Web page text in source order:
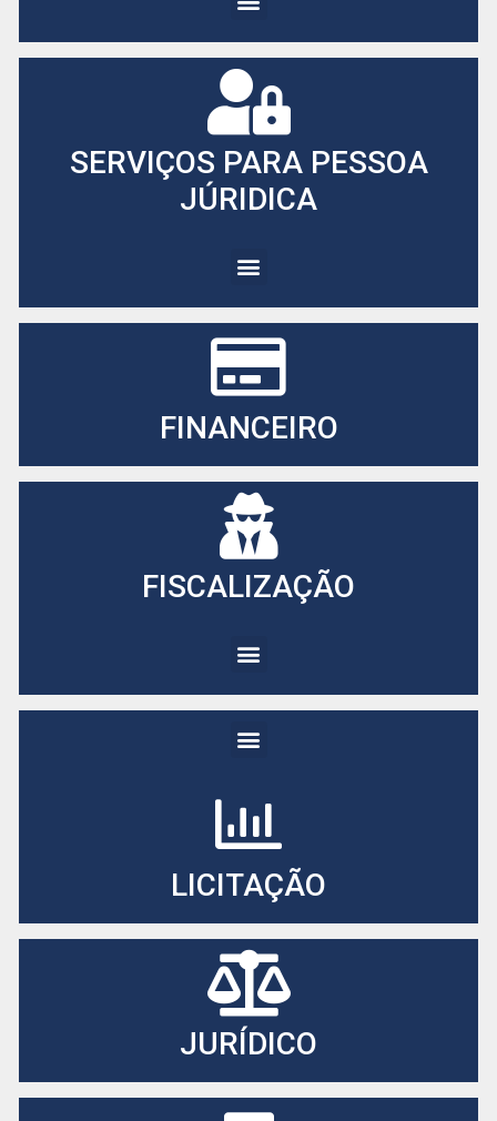
SERVIÇOS PARA PESSOA
JÚRIDICA
FINANCEIRO
FISCALIZAÇÃO
LICITAÇÃO
JURÍDICO